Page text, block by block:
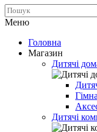
Меню
Головна
Магазин
Дитячі
Дитячі